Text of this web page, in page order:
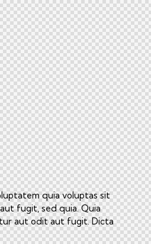
quia voluptas sit
fugit, sed quia. Quia
aut odit aut fugit. Dicta